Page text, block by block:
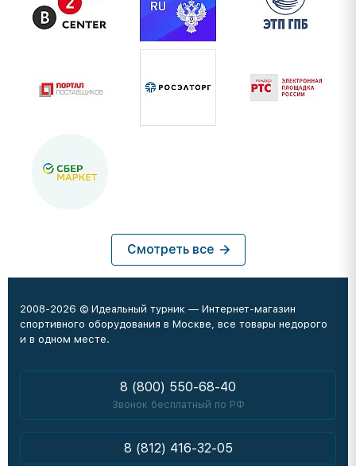
Смотреть все
2008-2026 © Идеальный турник — Интернет-магазин
спортивного оборудования в Москве, все товары недорого
и в одном месте.
8 (800) 550-68-40
Звонок бесплатный по РФ
8 (812) 416-32-05